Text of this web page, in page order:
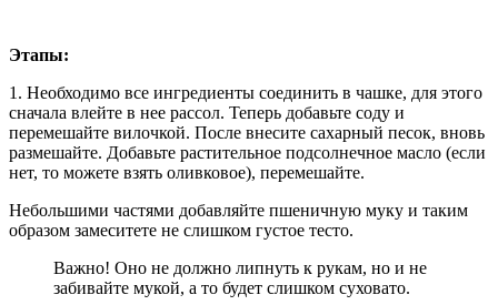
Этапы:
1. Необходимо все ингредиенты соединить в чашке, для этого
сначала влейте в нее рассол. Теперь добавьте соду и
перемешайте вилочкой. После внесите сахарный песок, вновь
размешайте. Добавьте растительное подсолнечное масло (если
нет, то можете взять оливковое), перемешайте.
Небольшими частями добавляйте пшеничную муку и таким
образом замеситете не слишком густое тесто.
Важно! Оно не должно липнуть к рукам, но и не
забивайте мукой, а то будет слишком суховато.